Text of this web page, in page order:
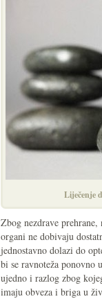
Liječenje
Zbog nezdrave
organi ne dobivaju
jednostavno dolazi do
bi se ravnoteža
ujedno i razlog zbog
imaju obveza i briga u